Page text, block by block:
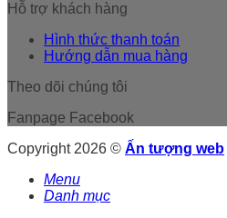
Hỗ trợ khách hàng
Hình thức thanh toán
Hướng dẫn mua hàng
Theo dõi chúng tôi
Fanpage Facebook
Copyright 2026 © Ấn tượng web
Menu
Danh mục